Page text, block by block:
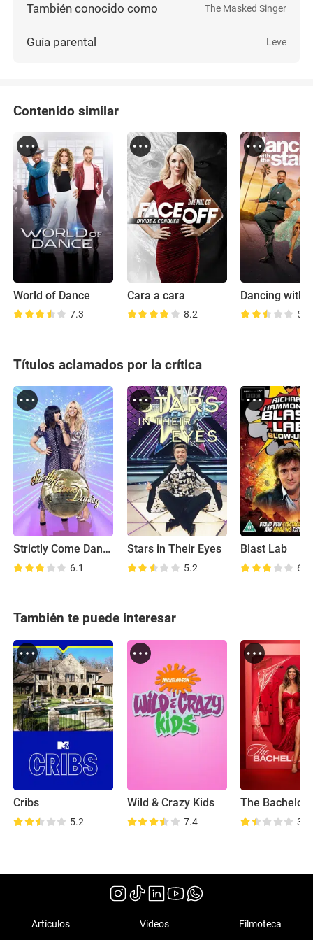
También conocido como The Masked Singer
Guía parental Leve
Contenido similar
World of Dance
7.3
Cara a cara
8.2 5.5
Títulos aclamados por la crítica
Strictly Come Dancing
6.1
Stars in Their Eyes
5.2
Blast Lab
6.1
También te puede interesar
Cribs
5.2
Wild & Crazy Kids
7.4
The
3.5
Artículos Videos Filmoteca